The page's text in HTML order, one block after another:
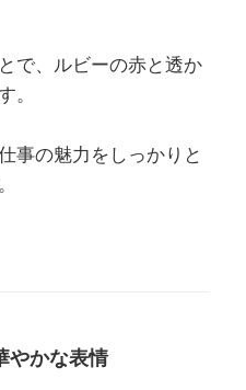
で、ルビーの赤と透か
。
事の魅力をしっかりと
やかな表情